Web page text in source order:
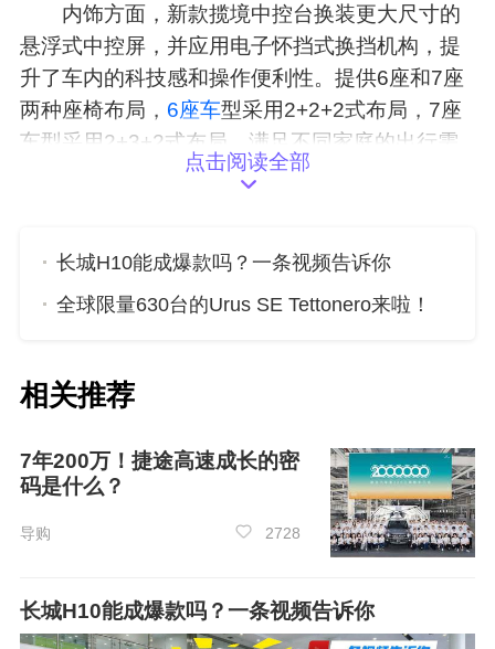
内饰方面，新款揽境中控台换装更大尺寸的
悬浮式中控屏，并应用电子怀挡式换挡机构，提
升了车内的科技感和操作便利性。提供6座和7座
两种座椅布局， 6座车型采用2+2+2式布局，7座
车型采用2+3+2式布局，满足不同家庭的出行需
点击阅读全部
长城H10能成爆款吗？一条视频告诉你
全球限量630台的Urus SE Tettonero来啦！
相关推荐
7年200万！捷途高速成长的密
码是什么？
导购 2728
长城H10能成爆款吗？一条视频告诉你